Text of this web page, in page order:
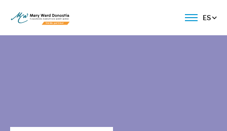
ES